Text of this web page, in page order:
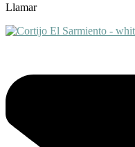
Llamar